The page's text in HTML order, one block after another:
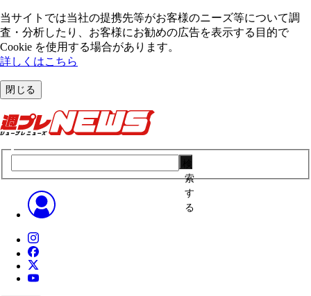
当サイトでは当社の提携先等がお客様のニーズ等について調
査・分析したり、お客様にお勧めの広告を表⽰する⽬的で
Cookie を使⽤する場合があります。
詳しくはこちら
閉じる
索
す
る